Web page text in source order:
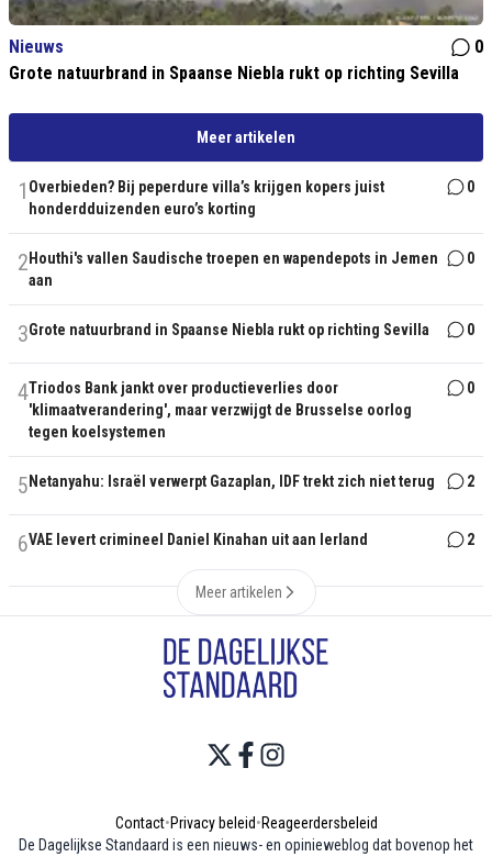
Nieuws
0
Grote natuurbrand in Spaanse Niebla rukt op richting Sevilla
Meer artikelen
1 Overbieden? Bij peperdure villa’s krijgen kopers juist
honderdduizenden euro’s korting
0
2 Houthi's vallen Saudische troepen en wapendepots in Jemen
aan
0
3Grote natuurbrand in Spaanse Niebla rukt op richting Sevilla 0
4Triodos Bank jankt over productieverlies door
'klimaatverandering', maar verzwijgt de Brusselse oorlog
tegen koelsystemen
0
5 Netanyahu: Israël verwerpt Gazaplan, IDF trekt zich niet terug 2
6VAE levert crimineel Daniel Kinahan uit aan Ierland 2
Meer artikelen
Contact•Privacy beleid•Reageerdersbeleid
De Dagelijkse Standaard is een nieuws- en opinieweblog dat bovenop het